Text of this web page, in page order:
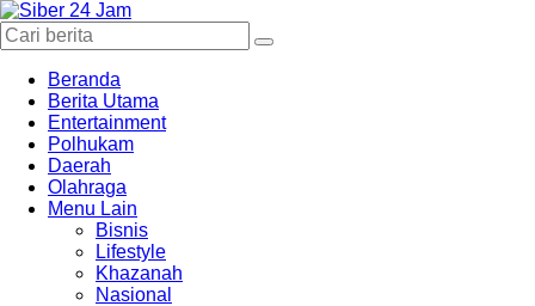
Beranda
Berita Utama
Entertainment
Polhukam
Daerah
Olahraga
Menu Lain
Bisnis
Lifestyle
Khazanah
Nasional